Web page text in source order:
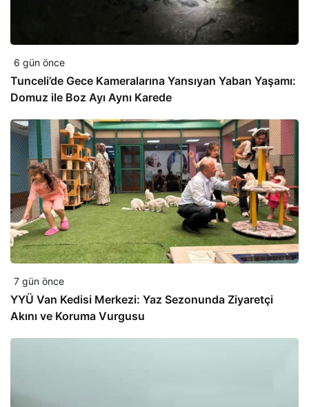
6 gün önce
Tunceli’de Gece Kameralarına Yansıyan Yaban Yaşamı:
Domuz ile Boz Ayı Aynı Karede
7 gün önce
YYÜ Van Kedisi Merkezi: Yaz Sezonunda Ziyaretçi
Akını ve Koruma Vurgusu